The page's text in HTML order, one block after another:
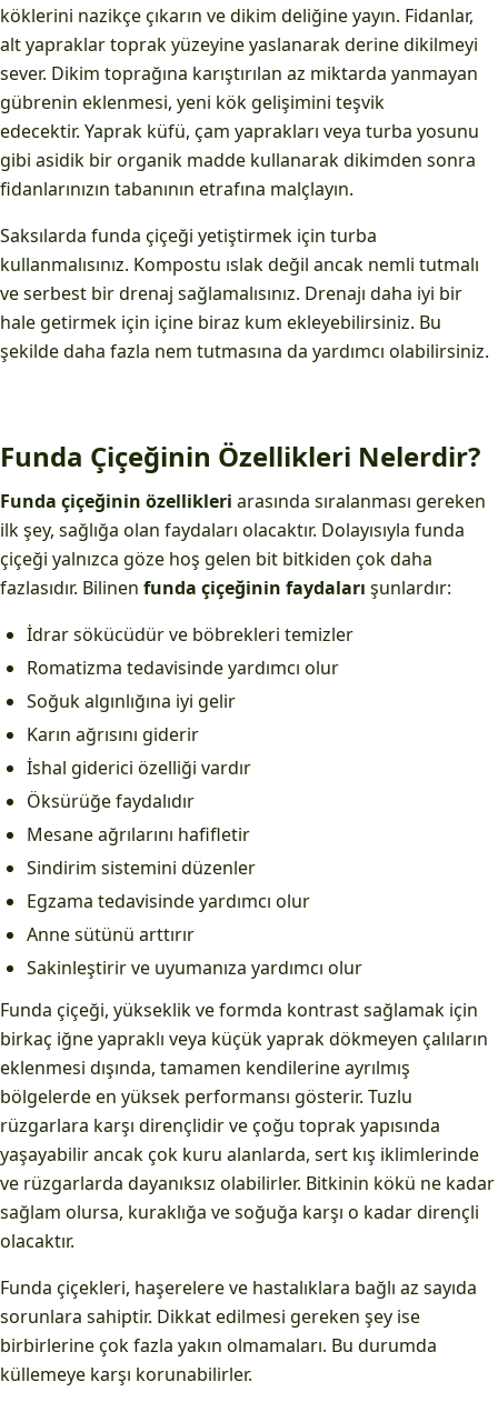
köklerini nazikçe çıkarın ve dikim deliğine yayın. Fidanlar,
alt yapraklar toprak yüzeyine yaslanarak derine dikilmeyi
sever. Dikim toprağına karıştırılan az miktarda yanmayan
gübrenin eklenmesi, yeni kök gelişimini teşvik
edecektir. Yaprak küfü, çam yaprakları veya turba yosunu
gibi asidik bir organik madde kullanarak dikimden sonra
fidanlarınızın tabanının etrafına malçlayın.
Saksılarda funda çiçeği yetiştirmek için turba
kullanmalısınız. Kompostu ıslak değil ancak nemli tutmalı
ve serbest bir drenaj sağlamalısınız. Drenajı daha iyi bir
hale getirmek için içine biraz kum ekleyebilirsiniz. Bu
şekilde daha fazla nem tutmasına da yardımcı olabilirsiniz.
Funda Çiçeğinin Özellikleri Nelerdir?
Funda çiçeğinin özellikleri arasında sıralanması gereken
ilk şey, sağlığa olan faydaları olacaktır. Dolayısıyla funda
çiçeği yalnızca göze hoş gelen bit bitkiden çok daha
fazlasıdır. Bilinen funda çiçeğinin faydaları şunlardır:
İdrar sökücüdür ve böbrekleri temizler
Romatizma tedavisinde yardımcı olur
Soğuk algınlığına iyi gelir
Karın ağrısını giderir
İshal giderici özelliği vardır
Öksürüğe faydalıdır
Mesane ağrılarını hafifletir
Sindirim sistemini düzenler
Egzama tedavisinde yardımcı olur
Anne sütünü arttırır
Sakinleştirir ve uyumanıza yardımcı olur
Funda çiçeği, yükseklik ve formda kontrast sağlamak için
birkaç iğne yapraklı veya küçük yaprak dökmeyen çalıların
eklenmesi dışında, tamamen kendilerine ayrılmış
bölgelerde en yüksek performansı gösterir. Tuzlu
rüzgarlara karşı dirençlidir ve çoğu toprak yapısında
yaşayabilir ancak çok kuru alanlarda, sert kış iklimlerinde
ve rüzgarlarda dayanıksız olabilirler. Bitkinin kökü ne kadar
sağlam olursa, kuraklığa ve soğuğa karşı o kadar dirençli
olacaktır.
Funda çiçekleri, haşerelere ve hastalıklara bağlı az sayıda
sorunlara sahiptir. Dikkat edilmesi gereken şey ise
birbirlerine çok fazla yakın olmamaları. Bu durumda
küllemeye karşı korunabilirler.